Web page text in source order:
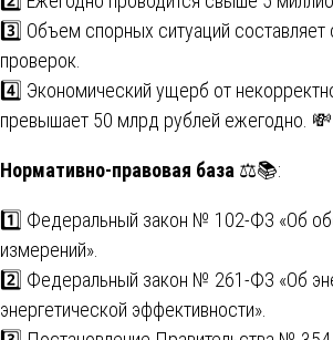
3️⃣ Объем спорных ситуаций составляет
проверок.
4️⃣ Экономический ущерб от
превышает 50 млрд рублей ежегодно. 💸
Нормативно-правовая база ⚖️📚:
1️⃣ Федеральный закон № 102-ФЗ «Об
измерений».
2️⃣ Федеральный закон № 261-ФЗ «Об
энергетической эффективности».